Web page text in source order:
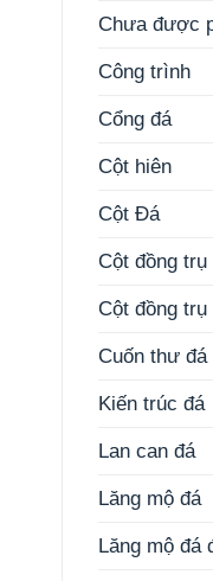
Chưa được
Công trình
Cổng đá
Cột hiên
Cột Đá
Cột đồng trụ
Cột đồng trụ
Cuốn thư đá
Kiến trúc đá
Lan can đá
Lăng mộ đá
Lăng mộ đá